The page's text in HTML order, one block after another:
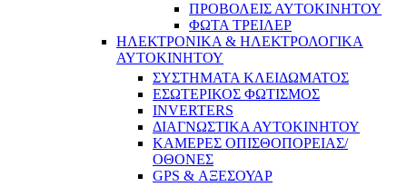
ΠΡΟΒΟΛΕΙΣ ΑΥΤΟΚΙΝΗΤΟΥ
ΦΩΤΑ ΤΡΕΙΛΕΡ
ΗΛΕΚΤΡΟΝΙΚΑ & ΗΛΕΚΤΡΟΛΟΓΙΚΑ
ΑΥΤΟΚΙΝΗΤΟΥ
ΣΥΣΤΗΜΑΤΑ ΚΛΕΙΔΩΜΑΤΟΣ
ΕΣΩΤΕΡΙΚΟΣ ΦΩΤΙΣΜΟΣ
INVERTERS
ΔΙΑΓΝΩΣΤΙΚΑ ΑΥΤΟΚΙΝΗΤΟΥ
ΚΑΜΕΡΕΣ ΟΠΙΣΘΟΠΟΡΕΙΑΣ/
ΟΘΟΝΕΣ
GPS & ΑΞΕΣΟΥΑΡ